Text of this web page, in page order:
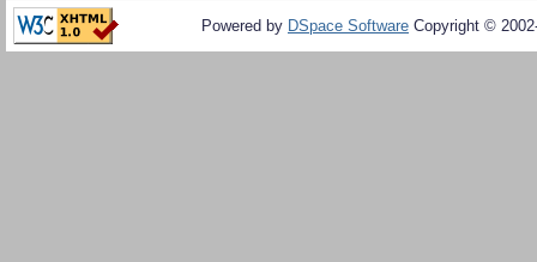
Powered by DSpace Software Copyright ©